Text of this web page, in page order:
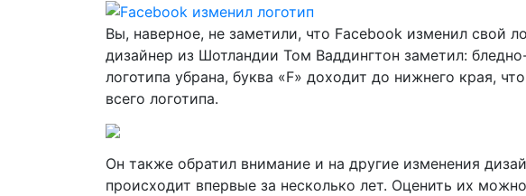
Вы, наверное, не заметили, что Facebook изменил свой
дизайнер из Шотландии Том Ваддингтон заметил:
логотипа убрана, буква «F» доходит до нижнего края,
всего логотипа.
Он также обратил внимание и на другие изменения
происходит впервые за несколько лет. Оценить их